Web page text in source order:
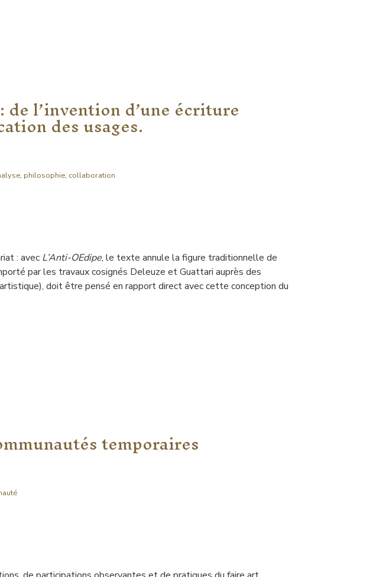
l’invention d’une écriture
des usages.
, philosophie, collaboration
: avec L’Anti-OEdipe, le texte annule la figure traditionnelle de
par les travaux cosignés Deleuze et Guattari auprès des
doit être pensé en rapport direct avec cette conception du
temporaires